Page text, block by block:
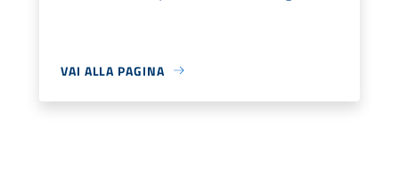
VAI ALLA PAGINA